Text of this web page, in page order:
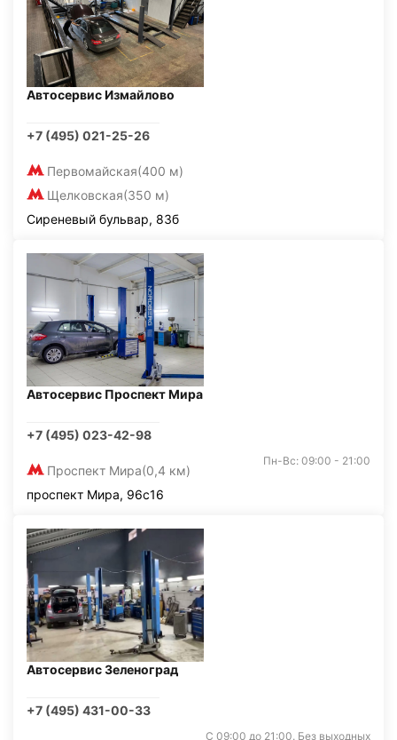
Автосервис Измайлово
+7 (495) 021-25-26
Первомайская(400 м)
Щелковская(350 м)
Сиреневый бульвар, 83б
Автосервис Проспект Мира
+7 (495) 023-42-98
Проспект Мира(0,4 км)
Пн-Вс: 09:00 - 21:00
проспект Мира, 96с16
Автосервис Зеленоград
+7 (495) 431-00-33
С 09:00 до 21:00. Без выходных